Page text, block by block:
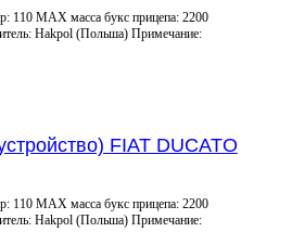
110 MAX масса букс прицепа: 2200
Hakpol (Польша) Примечание:
FIAT DUCATO
110 MAX масса букс прицепа: 2200
Hakpol (Польша) Примечание: